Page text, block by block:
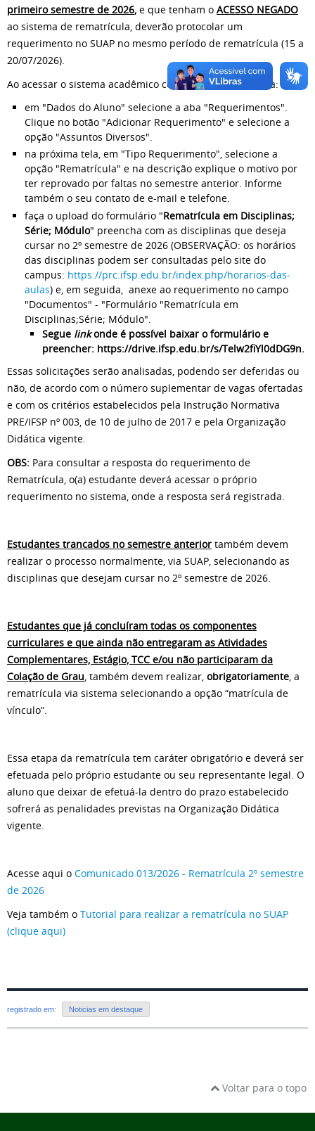
primeiro semestre de 2026, e que tenham o ACESSO NEGADO
ao sistema de rematrícula, deverão protocolar um
requerimento no SUAP no mesmo período de rematrícula (15 a
20/07/2026).
Ao acessar o sistema acadêmico com o seu login e senha:
em "Dados do Aluno" selecione a aba "Requerimentos".
Clique no botão "Adicionar Requerimento" e selecione a
opção "Assuntos Diversos".
na próxima tela, em "Tipo Requerimento", selecione a
opção "Rematrícula" e na descrição explique o motivo por
ter reprovado por faltas no semestre anterior. Informe
também o seu contato de e-mail e telefone.
faça o upload do formulário "Rematrícula em Disciplinas;
Série; Módulo" preencha com as disciplinas que deseja
cursar no 2º semestre de 2026 (OBSERVAÇÃO: os horários
das disciplinas podem ser consultadas pelo site do
campus: https://prc.ifsp.edu.br/index.php/horarios-das-
aulas) e, em seguida, anexe ao requerimento no campo
"Documentos" - "Formulário "Rematrícula em
Disciplinas;Série; Módulo".
Segue linkonde é possível baixar o formulário e
preencher: https://drive.ifsp.edu.br/s/Telw2fiYl0dDG9n.
Essas solicitações serão analisadas, podendo ser deferidas ou
não, de acordo com o número suplementar de vagas ofertadas
e com os critérios estabelecidos pela Instrução Normativa
PRE/IFSP nº 003, de 10 de julho de 2017 e pela Organização
Didática vigente.
OBS: Para consultar a resposta do requerimento de
Rematrícula, o(a) estudante deverá acessar o próprio
requerimento no sistema, onde a resposta será registrada.
Estudantes trancados no semestre anterior também devem
realizar o processo normalmente, via SUAP, selecionando as
disciplinas que desejam cursar no 2º semestre de 2026.
Estudantes que já concluíram todas os componentes
curriculares e que ainda não entregaram as Atividades
Complementares, Estágio, TCC e/ou não participaram da
Colação de Grau , também devem realizar, obrigatoriamente , a
rematrícula via sistema selecionando a opção “matrícula de
vínculo”.
Essa etapa da rematrícula tem caráter obrigatório e deverá ser
efetuada pelo próprio estudante ou seu representante legal. O
aluno que deixar de efetuá-la dentro do prazo estabelecido
sofrerá as penalidades previstas na Organização Didática
vigente.
Acesse aqui o Comunicado 013/2026 - Rematrícula 2º semestre
de 2026
Veja também o Tutorial para realizar a rematrícula no SUAP
(clique aqui)
registrado em: Noticias em destaque
Voltar para o topo